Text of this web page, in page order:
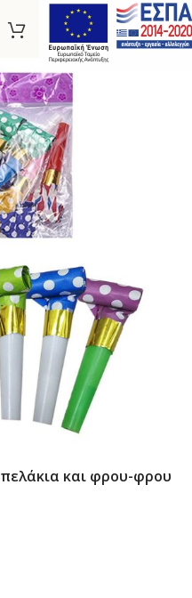
και φρου-φρου